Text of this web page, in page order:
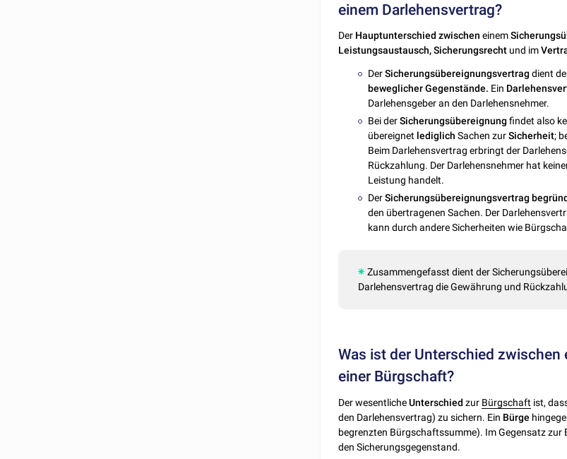
einem Darlehensvertrag?
Der Hauptunterschied zwischen einem
Leistungsaustausch,Sicherungsrecht und im
DerSicherungsübereignungsvertrag dient
beweglicher Gegenstände. Ein
Darlehensgeber an den Darlehensnehmer.
Bei derSicherungsübereignung findet also
übereignet lediglich Sachen zurSicherheit;
Beim Darlehensvertrag erbringt der
Rückzahlung. Der Darlehensnehmer hat
Leistung handelt.
DerSicherungsübereignungsvertrag
den übertragenen Sachen. Der
kann durch andere Sicherheiten wie
Zusammengefasst dient der
Darlehensvertrag die Gewährung und
Was ist der Unterschied
einer Bürgschaft?
Der wesentlicheUnterschied zur Bürgschaft ist,
den Darlehensvertrag) zu sichern. Ein Bürge
begrenzten Bürgschaftssumme). Im Gegensatz
den Sicherungsgegenstand.